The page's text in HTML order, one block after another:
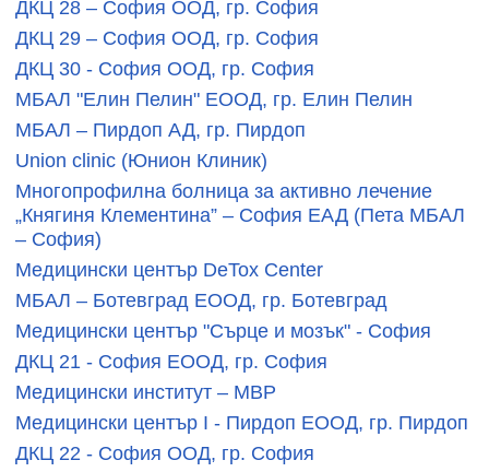
ДКЦ 28 – София ООД, гр. София
ДКЦ 29 – София ООД, гр. София
ДКЦ 30 - София ООД, гр. София
МБАЛ "Елин Пелин" ЕООД, гр. Елин Пелин
МБАЛ – Пирдоп АД, гр. Пирдоп
Union clinic (Юнион Клиник)
Многопрофилна болница за активно лечение
„Княгиня Клементина” – София EАД (Пета МБАЛ
– София)
Медицински център DeTox Center
МБАЛ – Ботевград ЕООД, гр. Ботевград
Медицински център "Сърце и мозък" - София
ДКЦ 21 - София ЕООД, гр. София
Медицински институт – МВР
Медицински център I - Пирдоп ЕООД, гр. Пирдоп
ДКЦ 22 - София ООД, гр. София